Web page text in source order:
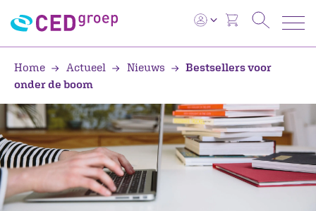
Home Actueel Nieuws
Bestsellers voor
onder de boom